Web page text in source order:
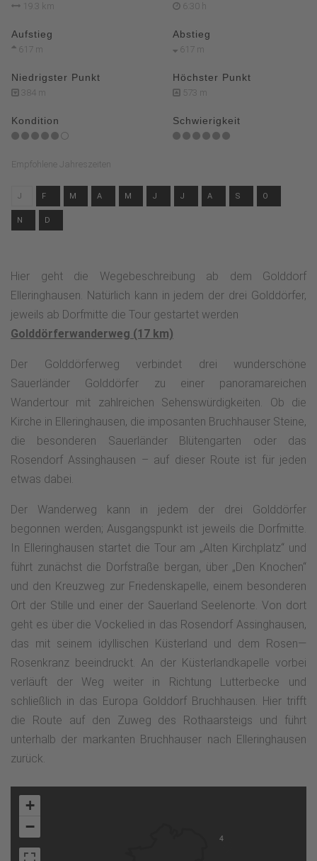
19.3 km 6:30 h
Aufstieg
617 m
Abstieg
617 m
Niedrigster Punkt
384 m
Höchster Punkt
573 m
Kondition Schwierigkeit
Empfohlene Jahreszeiten
J F M A M J J A S O
N D
Hier geht die Wegebeschreibung ab dem Golddorf
Elleringhausen. Natürlich kann in jedem der drei Golddörfer,
jeweils ab Dorfmitte die Tour gestartet werden
Golddörferwanderweg (17 km)
Der Golddörferweg verbindet drei wunderschöne
Sauerländer Golddörfer zu einer panoramareichen
Wandertour mit zahlreichen Sehenswürdigkeiten. Ob die
Kirche in Elleringhausen, die imposanten Bruchhauser Steine,
die besonderen Sauerländer Blütengarten oder das
Rosendorf Assinghausen – auf dieser Route ist für jeden
etwas dabei.
Der Wanderweg kann in jedem der drei Golddörfer
begonnen werden; Ausgangspunkt ist jeweils die Dorfmitte.
In Elleringhausen startet die Tour am „Alten Kirchplatz“ und
führt zunächst die Dorfstraße bergan, über „Den Knochen“
und den Kreuzweg zur Friedenskapelle, einem besonderen
Ort der Stille und einer der Sauerland Seelenorte. Von dort
geht es über die Vockelied in das Rosendorf Assinghausen,
das mit seinem idyllischen Küsterland und dem Rosen—
Rosenkranz beeindruckt. An der Küsterlandkapelle vorbei
verläuft der Weg weiter in Richtung Lutterbecke und
schließlich in das Europa Golddorf Bruchhausen. Hier trifft
die Route auf den Zuweg des Rothaarsteigs und führt
unterhalb der markanten Bruchhauser nach Elleringhausen
zurück.
4
+
−